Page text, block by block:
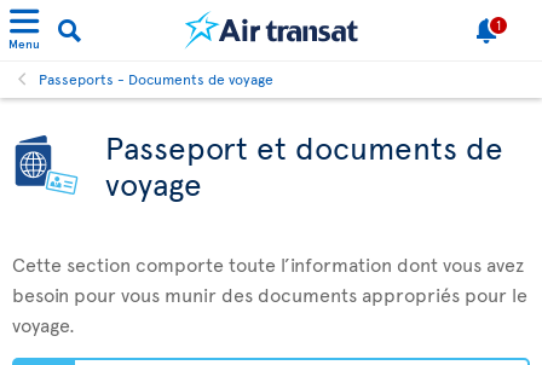
Menu
1
Passeports - Documents de voyage
Passeport et documents de
voyage
Cette section comporte toute l’information dont vous avez
besoin pour vous munir des documents appropriés pour le
voyage.